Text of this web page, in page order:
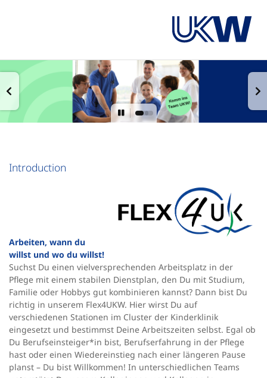
Introduction
Arbeiten, wann du
willst und wo du willst!
Suchst Du einen vielversprechenden Arbeitsplatz in der
Pflege mit einem stabilen Dienstplan, den Du mit Studium,
Familie oder Hobbys gut kombinieren kannst? Dann bist Du
richtig in unserem Flex4UKW. Hier wirst Du auf
verschiedenen Stationen im Cluster der Kinderklinik
eingesetzt und bestimmst Deine Arbeitszeiten selbst. Egal ob
Du Berufseinsteiger*in bist, Berufserfahrung in der Pflege
hast oder einen Wiedereinstieg nach einer längeren Pause
planst – Du bist Willkommen! In unterschiedlichen Teams